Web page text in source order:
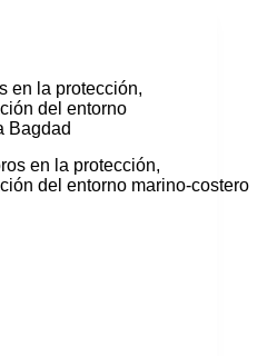
en la protección,
del entorno
Bagdad